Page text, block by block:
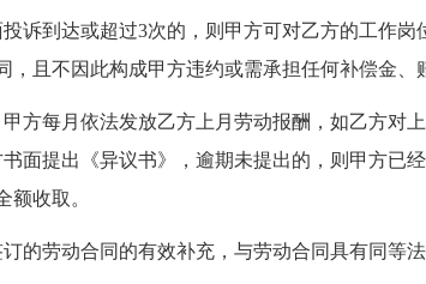
诉到达或超过3次的，则甲方可对乙方的工作岗
且不因此构成甲方违约或需承担任何补偿金、
方每月依法发放乙方上月劳动报酬，如乙方对
面提出《异议书》，逾期未提出的，则甲方已
收取。
的劳动合同的有效补充，与劳动合同具有同等法